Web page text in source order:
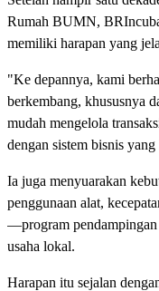
Rumah BUMN,
memiliki harapan yang
"Ke depannya, kami
berkembang, khususnya
mudah mengelola
dengan sistem bisnis
Ia juga menyuarakan
penggunaan alat,
—program
usaha lokal.
Harapan itu sejalan